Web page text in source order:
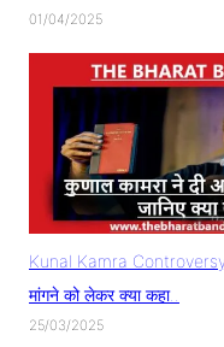
01/04/2025
Kunal Kamra Controversy:
मांगने को लेकर क्या कहा..
25/03/2025